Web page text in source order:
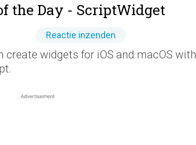
the Day - ScriptWidget
Reactie inzenden
create widgets for iOS and macOS with